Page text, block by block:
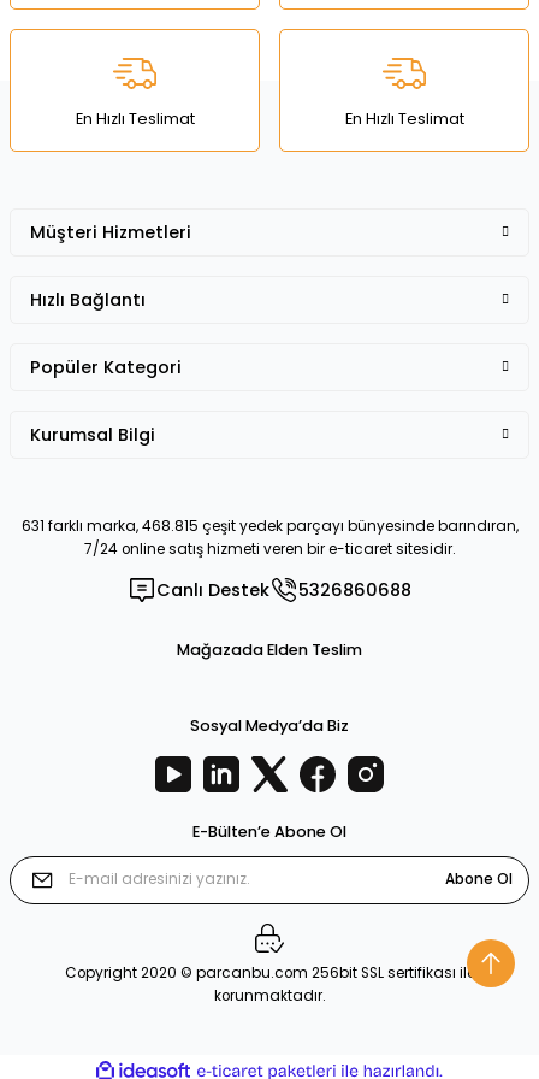
Ürün fiyatı diğer sitelerden daha pahalı.
Bu ürüne benzer farklı alternatifler olmalı.
En Hızlı Teslimat En Hızlı Teslimat
631 farklı marka, 468.815 çeşit yedek parçayı bünyesinde barındıran,
7/24 online satış hizmeti veren bir e-ticaret sitesidir.
Canlı Destek 5326860688
Müşteri Hizmetleri
Hızlı Bağlantı
Popüler Kategori
Kurumsal Bilgi
Mağazada Elden Teslim
Sosyal Medya’da Biz
E-Bülten’e Abone Ol
Abone Ol
Copyright 2020 © parcanbu.com 256bit SSL sertifikası ile
korunmaktadır.
ideasoft e-